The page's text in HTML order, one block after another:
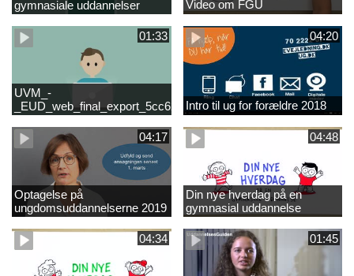
gymnasiale uddannelser
Video om FGU
01:33
UVM_-
04:20
Intro til ug for forældre 2018
04:17
Optagelse på
ungdomsuddannelserne 2019
04:48
Din nye hverdag på en
gymnasial uddannelse
04:34 01:45